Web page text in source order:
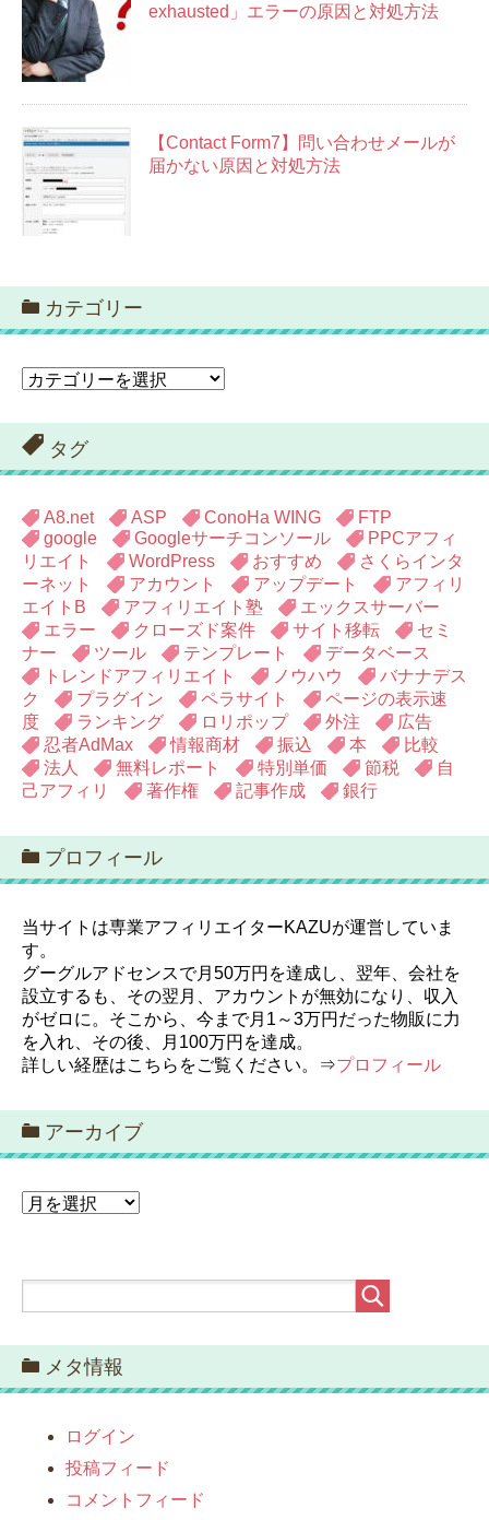
exhausted」エラーの原因と対処方法
【Contact Form7】問い合わせメールが
届かない原因と対処方法
カテゴリー
カ
ゴ
リ
ー
タグ
A8.net ASP ConoHa WING
FTP
google
Googleサーチコンソール
PPCアフィ
リエイト
WordPress おすすめ
さくらインタ
ーネット
アカウント アップデート
アフィリ
エイトB
アフィリエイト塾
エックスサーバー
エラー
クローズド案件 サイト移転
セミ
ナー
ツール テンプレート
データベース
トレンドアフィリエイト
ノウハウ
バナナデス
ク
プラグイン ペラサイト
ページの表示速
度
ランキング ロリポップ 外注
広告
忍者AdMax
情報商材 振込 本
比較
法人
無料レポート 特別単価 節税
自
己アフィリ
著作権 記事作成 銀行
プロフィール
当サイトは専業アフィリエイターKAZUが運営していま
す。
グーグルアドセンスで月50万円を達成し、翌年、会社を
設立するも、その翌月、アカウントが無効になり、収入
がゼロに。そこから、今まで月1～3万円だった物販に力
を入れ、その後、月100万円を達成。
詳しい経歴はこちらをご覧ください。⇒プロフィール
アーカイブ
ア
メタ情報
ログイン
投稿フィード
コメントフィード